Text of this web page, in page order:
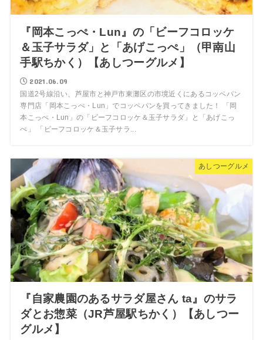
『岡本こっぺ・Lun』の「ビーフコロッケ
＆玉子サラダ」と「あげこっぺ」（甲南山
手駅ちかく）【あしつーグルメ】
2021.06.09
国道2号線沿い、芦屋市と神戸市東灘区の市境近くにあるコッペパン
専門店「岡本こっぺ・Lun」でコッペパンを買ってきました！ 「岡
本こっぺ・Lun」の「ビーフコロッケ＆玉子サラダ」と「あげこっ
ぺ」 「ビーフコロッケ＆玉子サラ...
あしつーグルメ
『自家農園のあるサラダ屋さん ta』のサラ
ダとお惣菜（JR芦屋駅ちかく）【あしつー
グルメ】